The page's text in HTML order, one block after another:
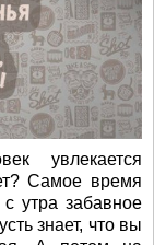
увлекается
Самое время
утра забавное
знает, что вы